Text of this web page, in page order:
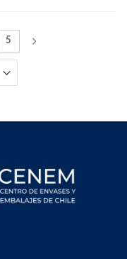
la página
Página
5 Página
Siguiente